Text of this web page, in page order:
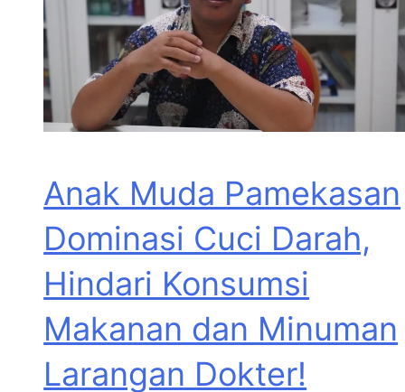
Anak Muda Pamekasan
Dominasi Cuci Darah,
Hindari Konsumsi
Makanan dan Minuman
Larangan Dokter!